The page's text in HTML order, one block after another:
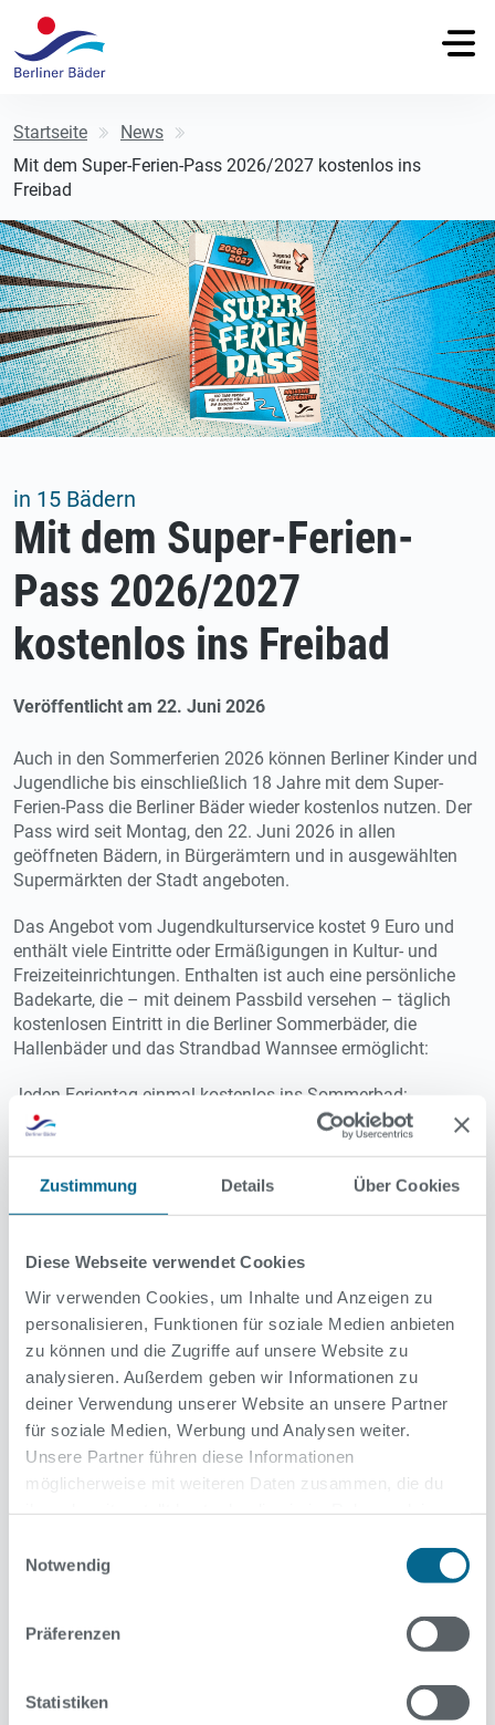
Zustimmung Details Über Cookies
Diese Webseite verwendet Cookies
Wir verwenden Cookies, um Inhalte und Anzeigen zu
personalisieren, Funktionen für soziale Medien anbieten
zu können und die Zugriffe auf unsere Website zu
analysieren. Außerdem geben wir Informationen zu
deiner Verwendung unserer Website an unsere Partner
für soziale Medien, Werbung und Analysen weiter.
Unsere Partner führen diese Informationen
möglicherweise mit weiteren Daten zusammen, die du
Notwendig
Präferenzen
Statistiken
Startseite
News
Mit dem Super-Ferien-Pass 2026/2027 kostenlos ins
Freibad
in 15 Bädern
Mit dem Super-Ferien-
Pass 2026/2027
kostenlos ins Freibad
Veröffentlicht am 22. Juni 2026
Auch in den Sommerferien 2026 können Berliner Kinder und
Jugendliche bis einschließlich 18 Jahre mit dem Super-
Ferien-Pass die Berliner Bäder wieder kostenlos nutzen. Der
Pass wird seit Montag, den 22. Juni 2026 in allen
geöffneten Bädern, in Bürgerämtern und in ausgewählten
Supermärkten der Stadt angeboten.
Das Angebot vom Jugendkulturservice kostet 9 Euro und
enthält viele Eintritte oder Ermäßigungen in Kultur- und
Freizeiteinrichtungen. Enthalten ist auch eine persönliche
Badekarte, die – mit deinem Passbild versehen – täglich
kostenlosen Eintritt in die Berliner Sommerbäder, die
Hallenbäder und das Strandbad Wannsee ermöglicht:
Jeden Ferientag einmal kostenlos ins Sommerbad:
montags bis freitags ganztägig
Bitte beachten: Auch für Jugendliche ab 14 Jahre gilt
die (Schüler-)Ausweispflicht
Vor der ersten Nutzung musst du die Badekarte einmal an
Freischaltung ist nur möglich, wenn die Badekarte mit
deinem Namen und deiner Anschrift ausgefüllt und mit
einem Passbild versehen ist. Danach ist der Einlass mit QR-
Code problemlos über das Drehkreuz am Eingang möglich.
Du musst dich dann nicht mehr an der Kassenschlange
anstellen.
Schöne Ferien in unseren Bädern.
Kinderbad Marzahn (Platsch)
Kombibad Seestraße - Sommerbad